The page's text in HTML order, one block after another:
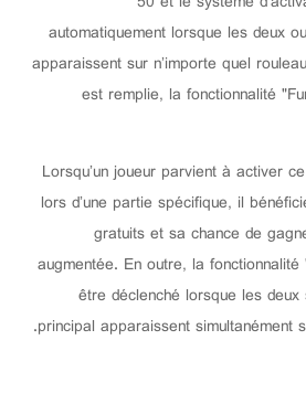
automatiquement lorsque les deux
apparaissent sur n’importe quel
est remplie, la fonctionnalité
Lorsqu’un joueur parvient à activer
lors d’une partie spécifique, il
gratuits et sa chance de
augmentée. En outre, la
être déclenché lorsque les
principal apparaissent simultanément